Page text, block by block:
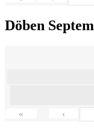
Döben
« ‹